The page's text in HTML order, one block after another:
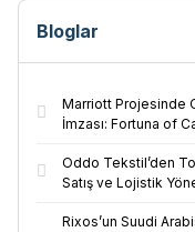
Bloglar
Marriott Projesinde
İmzası: Fortuna of
Oddo Tekstil’den
Satış ve Lojistik
Rixos’un Suudi